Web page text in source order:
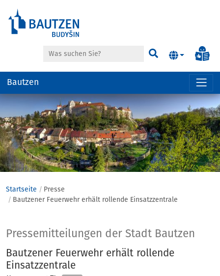
der
anspringen
Suche Suchen
Bautzen
Startseite
Presse
Bautzener Feuerwehr erhält rollende Einsatzzentrale
Presse
Pressemitteilungen der Stadt Bautzen
Bautzener Feuerwehr erhält rollende
Einsatzzentrale